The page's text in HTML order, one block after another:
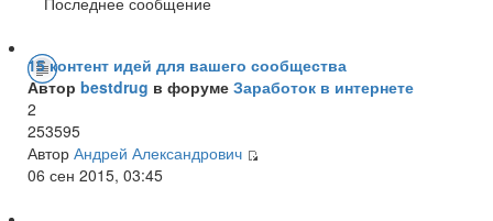
15 контент идей для вашего сообщества
Автор bestdrug в форуме Заработок в интернете
2
253595
Автор Андрей Александрович
06 сен 2015, 03:45